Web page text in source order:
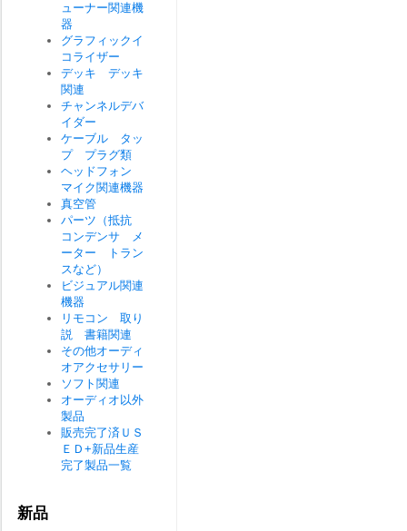
ューナー関連機
器
グラフィックイ
コライザー
デッキ デッキ
関連
チャンネルデバ
イダー
ケーブル タッ
プ プラグ類
ヘッドフォン
マイク関連機器
真空管
パーツ（抵抗
コンデンサ メ
ーター トラン
スなど）
ビジュアル関連
機器
リモコン 取り
説 書籍関連
その他オーディ
オアクセサリー
ソフト関連
オーディオ以外
製品
販売完了済ＵＳ
ＥＤ+新品生産
完了製品一覧
新品